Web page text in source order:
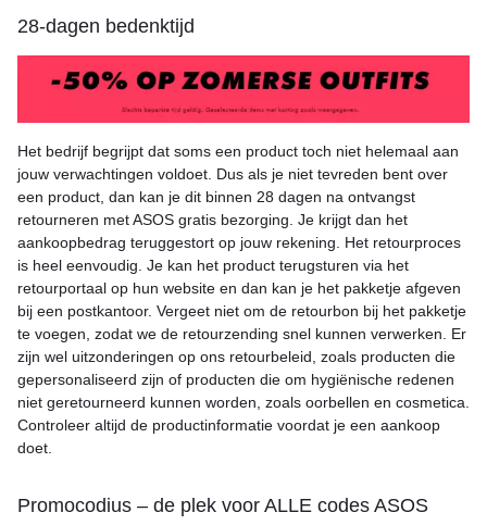
28-dagen bedenktijd
Het bedrijf begrijpt dat soms een product toch niet helemaal aan
jouw verwachtingen voldoet. Dus als je niet tevreden bent over
een product, dan kan je dit binnen 28 dagen na ontvangst
retourneren met ASOS gratis bezorging. Je krijgt dan het
aankoopbedrag teruggestort op jouw rekening. Het retourproces
is heel eenvoudig. Je kan het product terugsturen via het
retourportaal op hun website en dan kan je het pakketje afgeven
bij een postkantoor. Vergeet niet om de retourbon bij het pakketje
te voegen, zodat we de retourzending snel kunnen verwerken. Er
zijn wel uitzonderingen op ons retourbeleid, zoals producten die
gepersonaliseerd zijn of producten die om hygiënische redenen
niet geretourneerd kunnen worden, zoals oorbellen en cosmetica.
Controleer altijd de productinformatie voordat je een aankoop
doet.
Promocodius – de plek voor ALLE codes ASOS